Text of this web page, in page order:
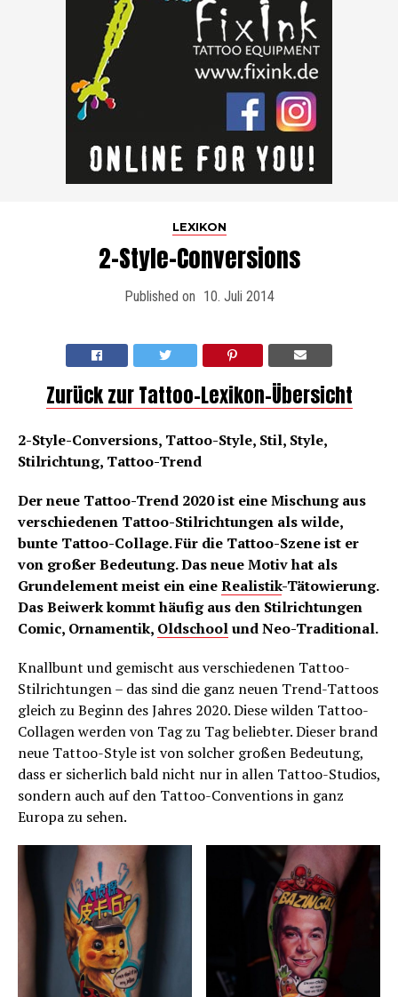
LEXIKON
2-Style-Conversions
Published on 10. Juli 2014
Zurück zur Tattoo-Lexikon-Übersicht
2-Style-Conversions, Tattoo-Style, Stil, Style,
Stilrichtung, Tattoo-Trend
Der neue Tattoo-Trend 2020 ist eine Mischung aus
verschiedenen Tattoo-Stilrichtungen als wilde,
bunte Tattoo-Collage. Für die Tattoo-Szene ist er
von großer Bedeutung. Das neue Motiv hat als
Grundelement meist ein eineRealistik-Tätowierung.
Das Beiwerk kommt häufig aus den Stilrichtungen
Comic, Ornamentik, Oldschoolund Neo-Traditional.
Knallbunt und gemischt aus verschiedenen Tattoo-
Stilrichtungen – das sind die ganz neuen Trend-Tattoos
gleich zu Beginn des Jahres 2020. Diese wilden Tattoo-
Collagen werden von Tag zu Tag beliebter. Dieser brand
neue Tattoo-Style ist von solcher großen Bedeutung,
dass er sicherlich bald nicht nur in allen Tattoo-Studios,
sondern auch auf den Tattoo-Conventions in ganz
Europa zu sehen.